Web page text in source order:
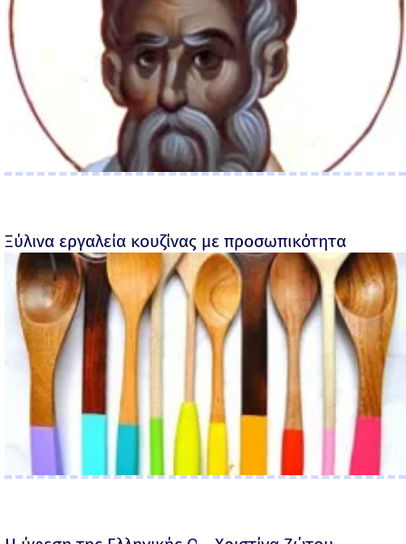
Ξύλινα εργαλεία κουζίνας με προσωπικότητα